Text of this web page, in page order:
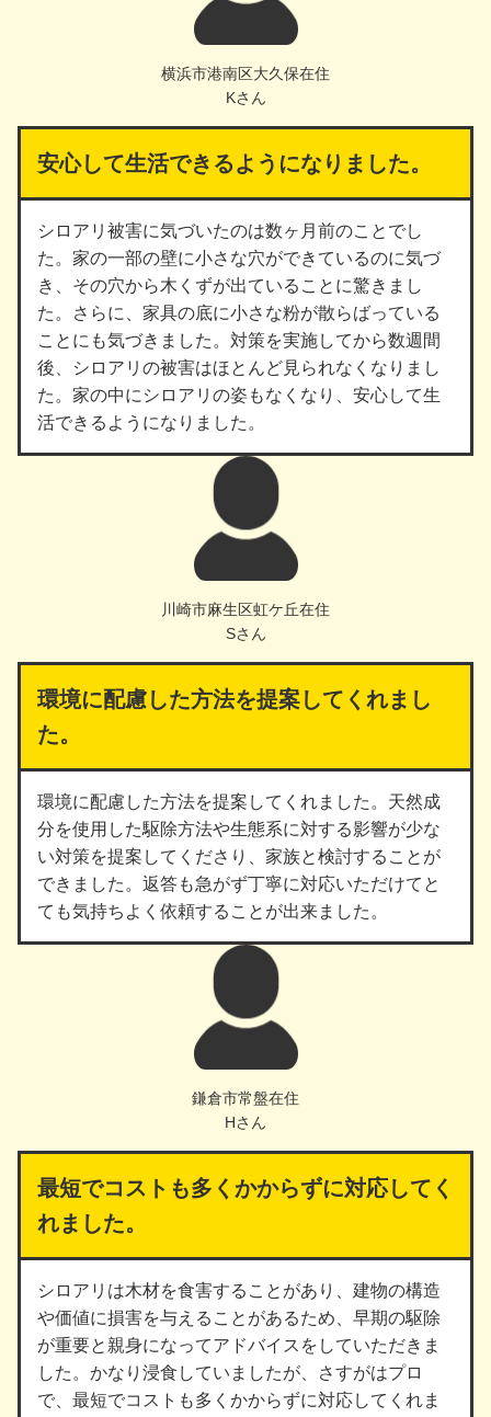
横浜市港南区大久保在住
Kさん
安心して生活できるようになりました。
シロアリ被害に気づいたのは数ヶ月前のことでし
た。家の一部の壁に小さな穴ができているのに気づ
き、その穴から木くずが出ていることに驚きまし
た。さらに、家具の底に小さな粉が散らばっている
ことにも気づきました。対策を実施してから数週間
後、シロアリの被害はほとんど見られなくなりまし
た。家の中にシロアリの姿もなくなり、安心して生
活できるようになりました。
川崎市麻生区虹ケ丘在住
Sさん
環境に配慮した方法を提案してくれまし
た。
環境に配慮した方法を提案してくれました。天然成
分を使用した駆除方法や生態系に対する影響が少な
い対策を提案してくださり、家族と検討することが
できました。返答も急がず丁寧に対応いただけてと
ても気持ちよく依頼することが出来ました。
鎌倉市常盤在住
Hさん
最短でコストも多くかからずに対応してく
れました。
シロアリは木材を食害することがあり、建物の構造
や価値に損害を与えることがあるため、早期の駆除
が重要と親身になってアドバイスをしていただきま
した。かなり浸食していましたが、さすがはプロ
で、最短でコストも多くかからずに対応してくれま